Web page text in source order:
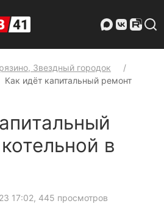
Звездный городок
Как идёт капитальный ремонт
в
17:02, 445 просмотров